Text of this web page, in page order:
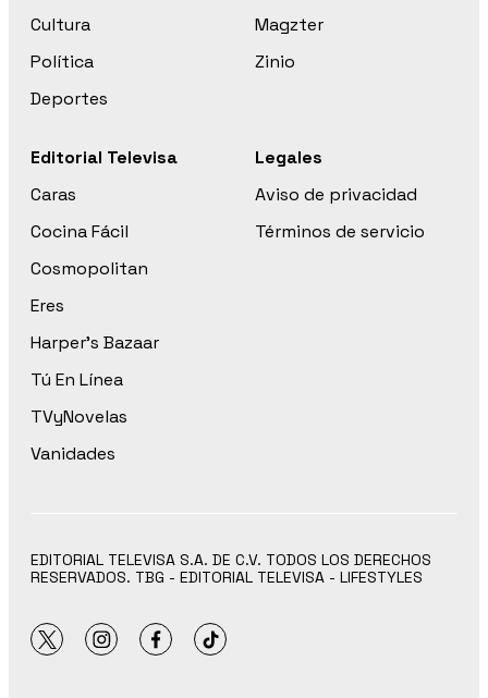
Cultura
Política
Deportes
Magzter
Zinio
Editorial Televisa
Caras
Cocina Fácil
Cosmopolitan
Eres
Harper’s Bazaar
Tú En Línea
TVyNovelas
Vanidades
Legales
Aviso de privacidad
Términos de servicio
EDITORIAL TELEVISA S.A. DE C.V. TODOS LOS DERECHOS
RESERVADOS. TBG - EDITORIAL TELEVISA - LIFESTYLES
twitterinstagram
facebooktiktok